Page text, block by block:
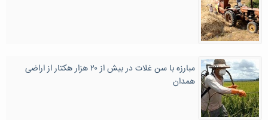
مبارزه با سن غلات در بیش از ۲۰ هزار هکتار از اراضی
همدان